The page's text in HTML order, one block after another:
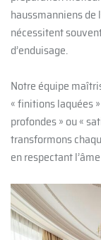
haussmanniens de
nécessitent
d’enduisage.
Notre équipe
« finitions laquées
profondes » ou «
transformons
en respectant